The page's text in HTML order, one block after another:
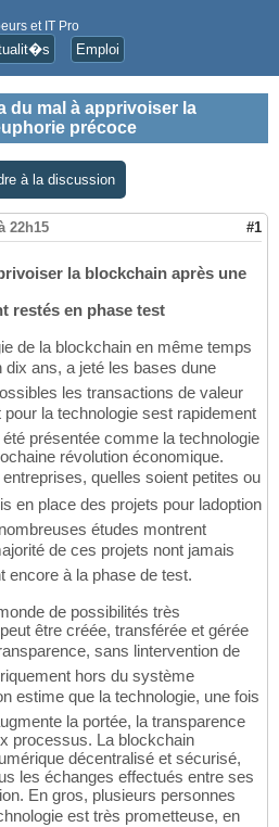
et IT Pro
Emploi
du mal à apprivoiser la
précoce
à la discussion
22h15 #1
la blockchain après une
restés en phase test
de la blockchain en même temps
ans, a jeté les bases dune
les transactions de valeur
pour la technologie sest rapidement
présentée comme la technologie
révolution économique.
quelles soient petites ou
en place des projets pour ladoption
études montrent
de ces projets nont jamais
encore à la phase de test.
de possibilités très
être créée, transférée et gérée
sans lintervention de
hors du système
estime que la technologie, une fois
la portée, la transparence
processus. La blockchain
décentralisé et sécurisé,
les échanges effectués entre ses
En gros, plusieurs personnes
est très prometteuse, en